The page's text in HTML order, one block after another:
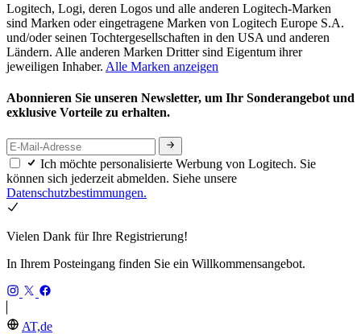
Logitech, Logi, deren Logos und alle anderen Logitech-Marken
sind Marken oder eingetragene Marken von Logitech Europe S.A.
und/oder seinen Tochtergesellschaften in den USA und anderen
Ländern. Alle anderen Marken Dritter sind Eigentum ihrer
jeweiligen Inhaber. Alle Marken anzeigen
Abonnieren Sie unseren Newsletter, um Ihr Sonderangebot und
exklusive Vorteile zu erhalten.
Ich möchte personalisierte Werbung von Logitech. Sie
können sich jederzeit abmelden. Siehe unsere
Datenschutzbestimmungen.
Vielen Dank für Ihre Registrierung!
In Ihrem Posteingang finden Sie ein Willkommensangebot.
AT,de